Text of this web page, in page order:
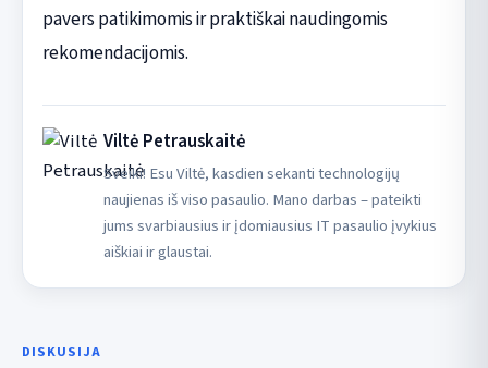
pavers patikimomis ir praktiškai naudingomis
rekomendacijomis.
Viltė Petrauskaitė
Sveiki! Esu Viltė, kasdien sekanti technologijų
naujienas iš viso pasaulio. Mano darbas – pateikti
jums svarbiausius ir įdomiausius IT pasaulio įvykius
aiškiai ir glaustai.
DISKUSIJA